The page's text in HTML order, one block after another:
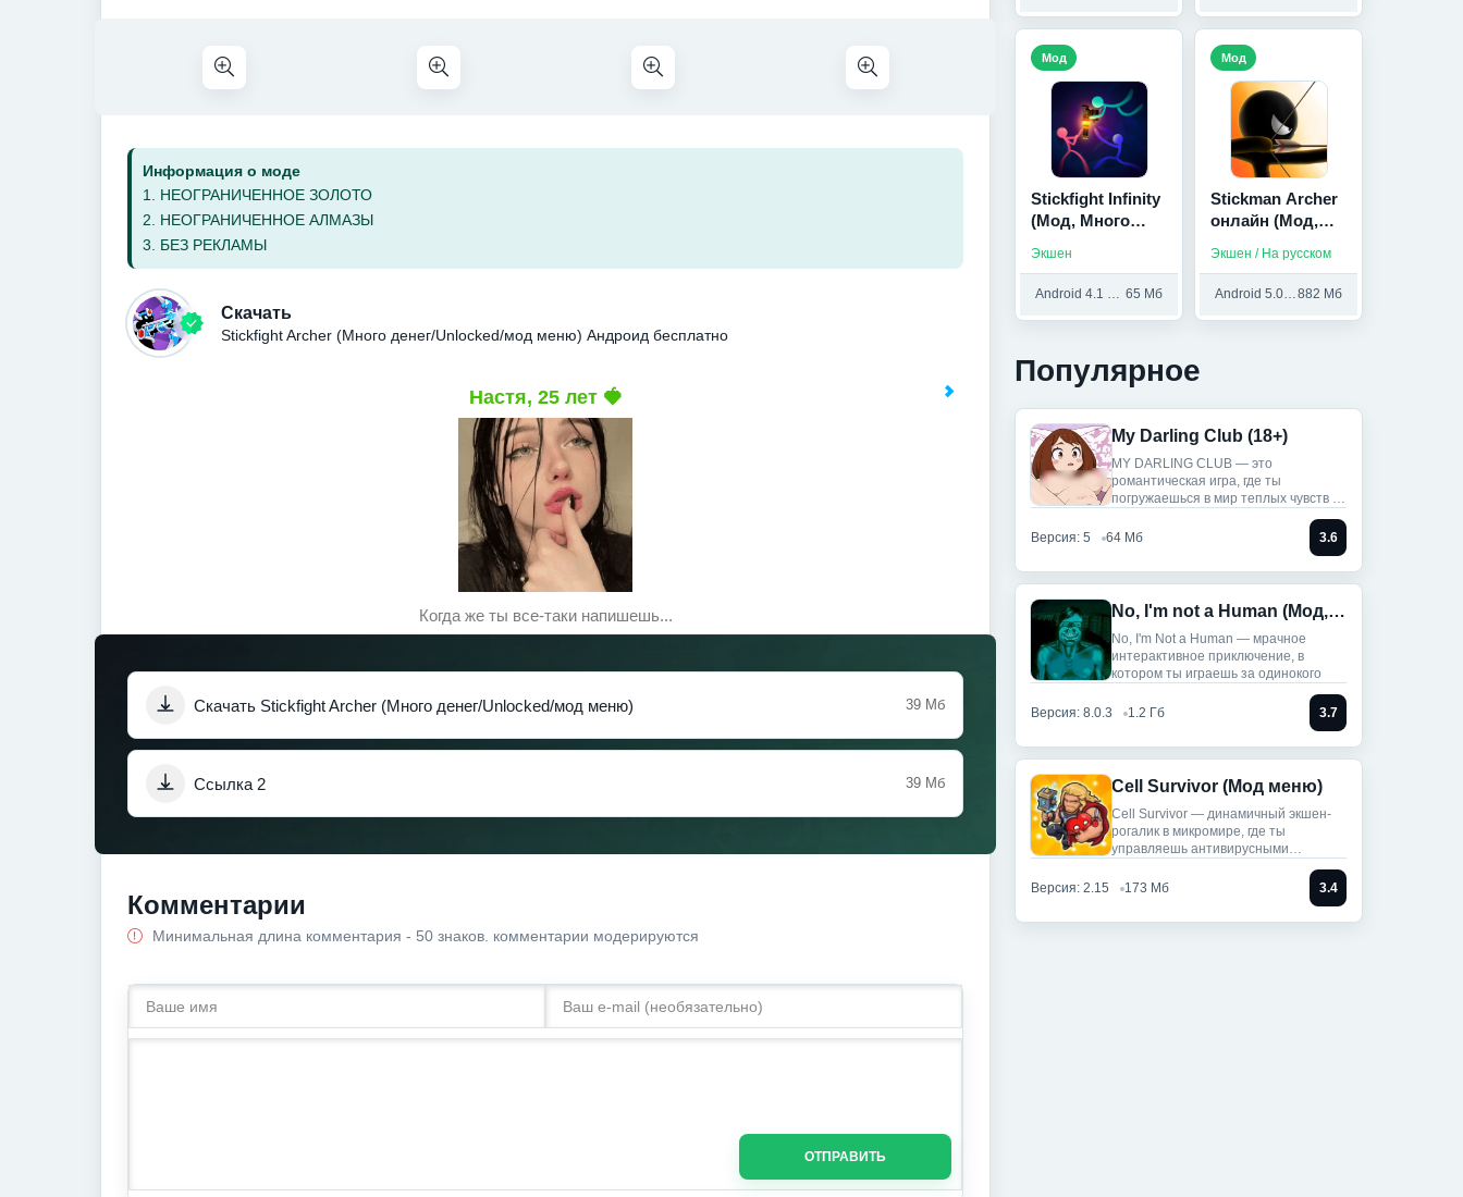
Информация о моде
1. НЕОГРАНИЧЕННОЕ ЗОЛОТО
2. НЕОГРАНИЧЕННОЕ АЛМАЗЫ
3. БЕЗ РЕКЛАМЫ
Скачать
Stickfight Archer (Много денег/Unlocked/мод меню) Андроид бесплатно
Настя, 25 лет 🍓
Когда же ты все-таки напишешь...
Скачать Stickfight Archer (Много денег/Unlocked/мод меню) 39 Мб
Ссылка 2 39 Мб
Комментарии
Минимальная длина комментария - 50 знаков. комментарии модерируются
ОТПРАВИТЬ
Stickfight Infinity
(Мод, Много
Экшен
Android 4.1 и выше 65 Мб
Мод
Stickman Archer
онлайн (Мод,
награда)
Экшен / На русском
Android 5.0 и выше882 Мб
Мод
Популярное
My Darling Club (18+)
MY DARLING CLUB — это
романтическая игра, где ты
погружаешься в мир теплых чувств и
Версия: 5
64 Мб 3.6
No, I'm not a Human (Мод, Unlocked)
No, I'm Not a Human — мрачное
интерактивное приключение, в
котором ты играешь за одинокого
Версия: 8.0.3 1.2 Гб 3.7
Cell Survivor (Мод меню)
Cell Survivor — динамичный экшен-
рогалик в микромире, где ты
управляешь антивирусными
Версия: 2.15
173 Мб 3.4